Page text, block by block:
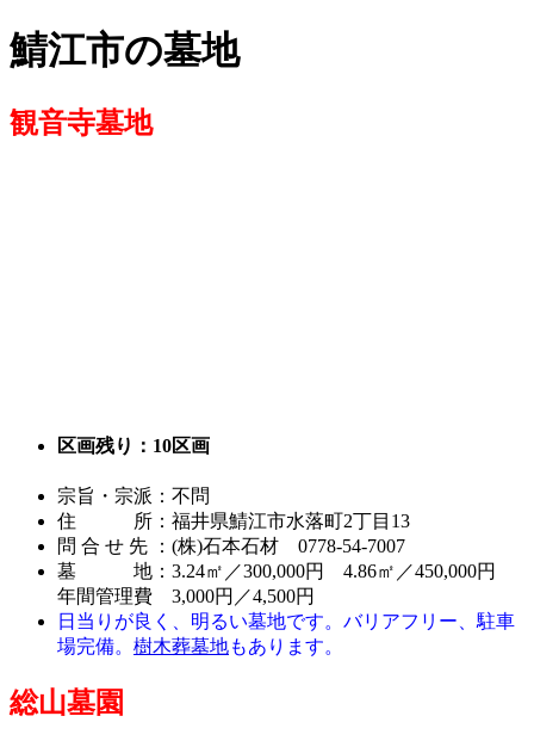
コ
ン
ン
ツ
ナ
ビ
ー
シ
鯖江市の墓地
観音寺墓地
区画残り：10区画
宗旨・宗派：不問
住 所：福井県鯖江市水落町2丁目13
問 合 せ 先 ：(株)石本石材 0778-54-7007
墓 地：3.24㎡／300,000円 4.86㎡／450,000円
年間管理費 3,000円／4,500円
日当りが良く、明るい墓地です。バリアフリー、駐車
場完備。 樹木葬墓地もあります。
総山墓園